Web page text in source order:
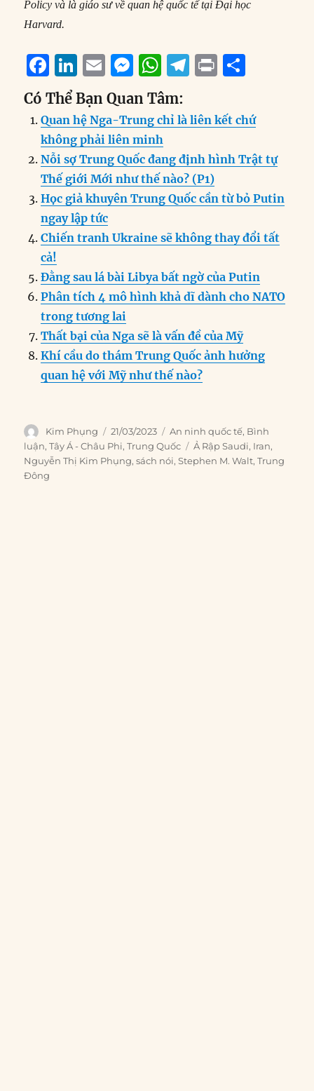
Policy và là giáo sư về quan hệ quốc tế tại Đại học
Harvard.
F
a
c
e
b
o
o
k
Li
n
k
e
d
I
n
E
m
ai
l
M
ss
e
n
g
er
W
h
at
s
A
p
p
T
e
g
r
a
m
P
n
t
a
re
Có Thể Bạn Quan Tâm:
Quan hệ Nga-Trung chỉ là liên kết chứ
không phải liên minh
Nỗi sợ Trung Quốc đang định hình Trật tự
Thế giới Mới như thế nào? (P1)
Học giả khuyên Trung Quốc cần từ bỏ Putin
ngay lập tức
Chiến tranh Ukraine sẽ không thay đổi tất
cả!
Đằng sau lá bài Libya bất ngờ của Putin
Phân tích 4 mô hình khả dĩ dành cho NATO
trong tương lai
Thất bại của Nga sẽ là vấn đề của Mỹ
Khí cầu do thám Trung Quốc ảnh hưởng
quan hệ với Mỹ như thế nào?
Author
Kim Phụng
Posted
on
21/03/2023 Categories
An ninh quốc tế, Bình
luận,Tây Á - Châu Phi,Trung Quốc Tags
Ả Rập Saudi, Iran,
Nguyễn Thị Kim Phụng,sách nói,Stephen M. Walt,Trung
Đông